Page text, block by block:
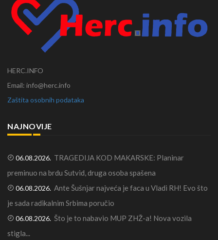
HERC.INFO
Email: info@herc.info
Zaštita osobnih podataka
NAJNOVIJE
06.08.2026. TRAGEDIJA KOD MAKARSKE: Planinar
preminuo na brdu Sutvid, druga osoba spašena
06.08.2026. Ante Šušnjar najveća je faca u Vladi RH! Evo što
je sada radikalnim Srbima poručio
06.08.2026. Što je to nabavio MUP ZHŽ-a! Nova vozila
stigla...